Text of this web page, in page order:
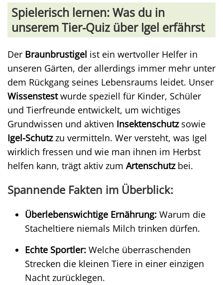
Spielerisch lernen: Was du in
unserem Tier-Quiz über Igel erfährst
Der Braunbrustigel ist ein wertvoller Helfer in
unseren Gärten, der allerdings immer mehr unter
dem Rückgang seines Lebensraums leidet. Unser
Wissenstestwurde speziell für Kinder, Schüler
und Tierfreunde entwickelt, um wichtiges
Grundwissen und aktiven Insektenschutzsowie
Igel-Schutzzu vermitteln. Wer versteht, was Igel
wirklich fressen und wie man ihnen im Herbst
helfen kann, trägt aktiv zum Artenschutzbei.
Spannende Fakten im Überblick:
Überlebenswichtige Ernährung: Warum die
Stacheltiere niemals Milch trinken dürfen.
Echte Sportler: Welche überraschenden
Strecken die kleinen Tiere in einer einzigen
Nacht zurücklegen.